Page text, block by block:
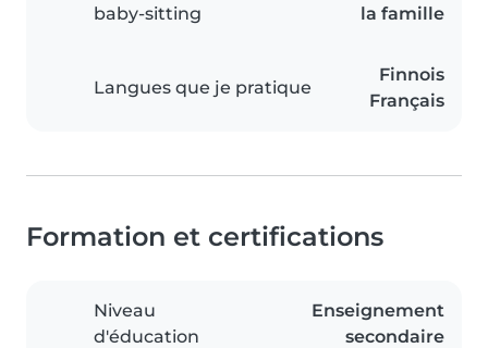
baby-sitting
la famille
Langues que je pratique
Finnois
Français
Formation et certifications
Niveau
d'éducation
Enseignement
secondaire